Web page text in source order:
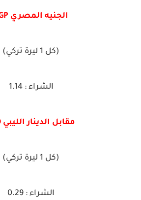
الجنيه المصري EGP
(كل 1 ليرة تركي)
الشراء : 1.14
مقابل الدينار الليبي LYD
(كل 1 ليرة تركي)
الشراء : 0.29